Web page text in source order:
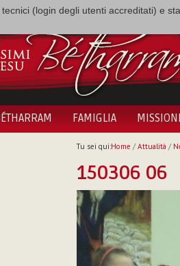
(login degli utenti accreditati) e
FAMIGLIA
Tu sei qui:Home / Attualità /
150306 06